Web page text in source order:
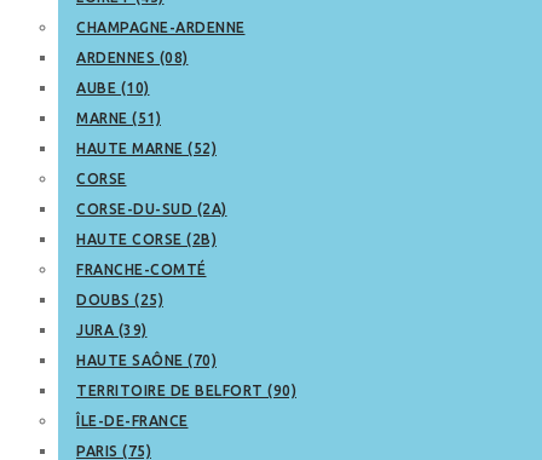
CHAMPAGNE-ARDENNE
ARDENNES (08)
AUBE (10)
MARNE (51)
HAUTE MARNE (52)
CORSE
CORSE-DU-SUD (2A)
HAUTE CORSE (2B)
FRANCHE-COMTÉ
DOUBS (25)
JURA (39)
HAUTE SAÔNE (70)
TERRITOIRE DE BELFORT (90)
ÎLE-DE-FRANCE
PARIS (75)